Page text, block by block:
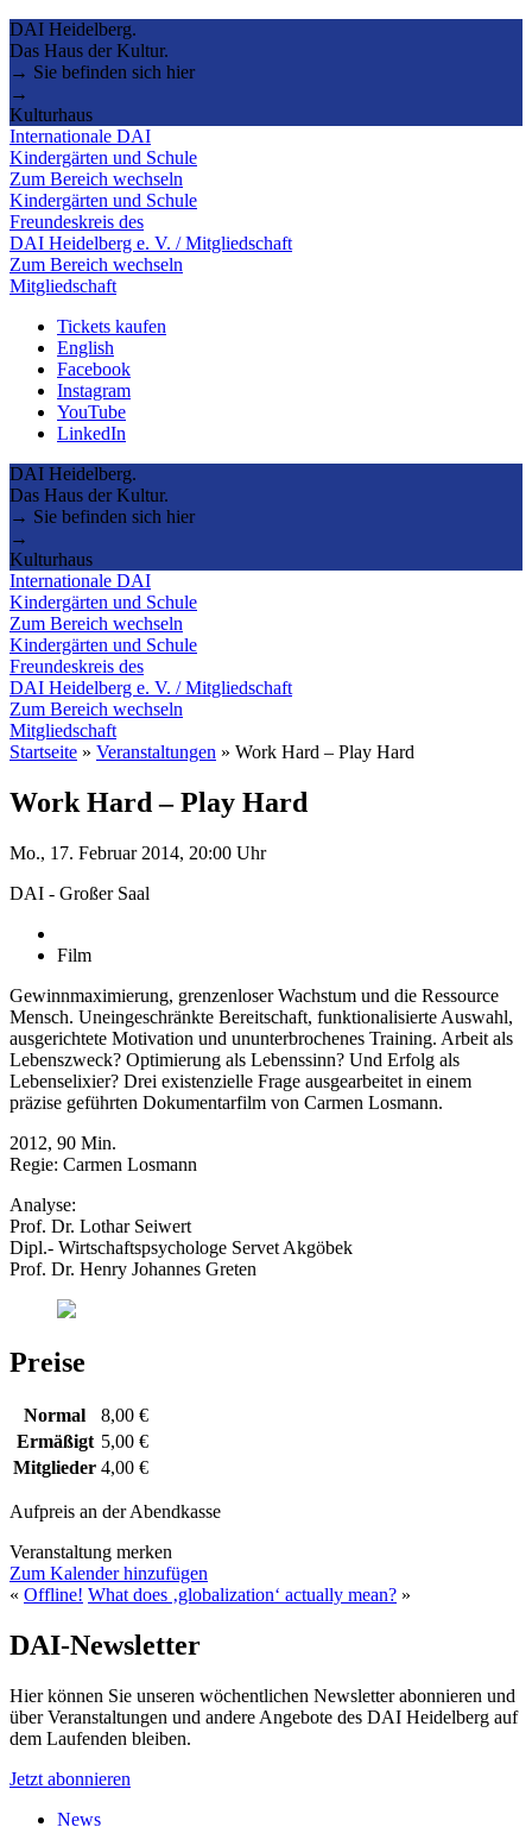
DAI Heidelberg.
Das Haus der Kultur.
→ Sie befinden sich hier
→
Kulturhaus
Internationale DAI
Kindergärten und Schule
Zum Bereich wechseln
Kindergärten und Schule
Freundeskreis des
DAI Heidelberg e. V. / Mitgliedschaft
Zum Bereich wechseln
Mitgliedschaft
Tickets kaufen
English
Facebook
Instagram
YouTube
LinkedIn
DAI Heidelberg.
Das Haus der Kultur.
→ Sie befinden sich hier
→
Kulturhaus
Internationale DAI
Kindergärten und Schule
Zum Bereich wechseln
Kindergärten und Schule
Freundeskreis des
DAI Heidelberg e. V. / Mitgliedschaft
Zum Bereich wechseln
Mitgliedschaft
Startseite » Veranstaltungen » Work Hard – Play Hard
Work Hard – Play Hard
Mo., 17. Februar 2014, 20:00 Uhr
DAI - Großer Saal
Film
Gewinnmaximierung, grenzenloser Wachstum und die Ressource
Mensch. Uneingeschränkte Bereitschaft, funktionalisierte Auswahl,
ausgerichtete Motivation und ununterbrochenes Training. Arbeit als
Lebenszweck? Optimierung als Lebenssinn? Und Erfolg als
Lebenselixier? Drei existenzielle Frage ausgearbeitet in einem
präzise geführten Dokumentarfilm von Carmen Losmann.
2012, 90 Min.
Regie: Carmen Losmann
Analyse:
Prof. Dr. Lothar Seiwert
Dipl.- Wirtschaftspsychologe Servet Akgöbek
Prof. Dr. Henry Johannes Greten
Preise
Normal
8,00 €
Ermäßigt 5,00 €
Mitglieder 4,00 €
Aufpreis an der Abendkasse
Veranstaltung merken
Zum Kalender hinzufügen
« Offline! What does ‚globalization‘ actually mean? »
DAI-Newsletter
Hier können Sie unseren wöchentlichen Newsletter abonnieren und
über Veranstaltungen und andere Angebote des DAI Heidelberg auf
dem Laufenden bleiben.
Jetzt abonnieren
News